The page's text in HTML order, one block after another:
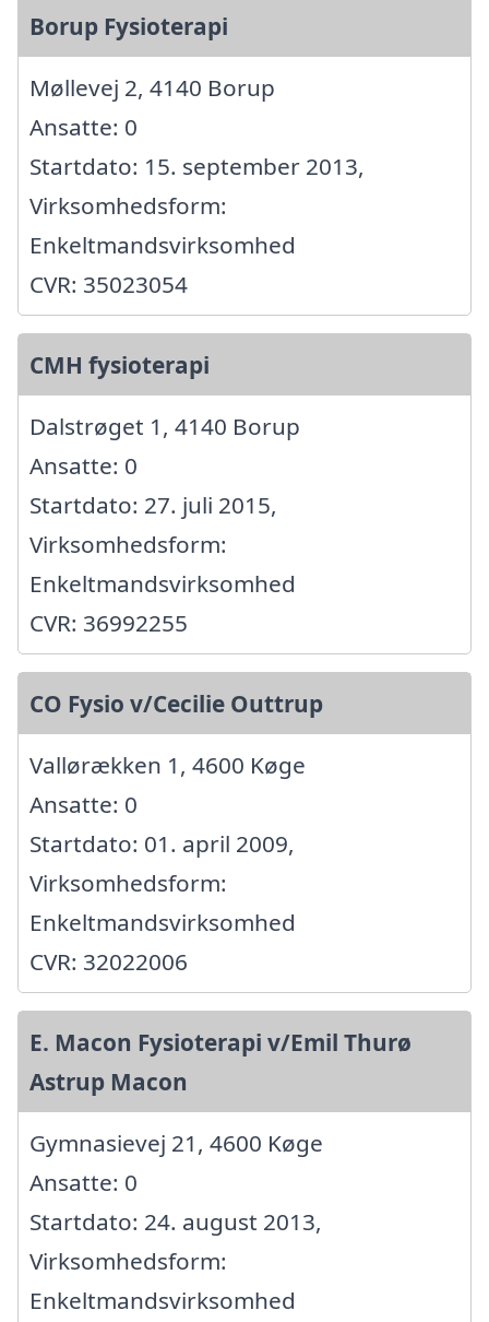
Borup Fysioterapi
Møllevej 2, 4140 Borup
Ansatte: 0
Startdato: 15. september 2013,
Virksomhedsform:
Enkeltmandsvirksomhed
CVR: 35023054
CMH fysioterapi
Dalstrøget 1, 4140 Borup
Ansatte: 0
Startdato: 27. juli 2015,
Virksomhedsform:
Enkeltmandsvirksomhed
CVR: 36992255
CO Fysio v/Cecilie Outtrup
Vallørækken 1, 4600 Køge
Ansatte: 0
Startdato: 01. april 2009,
Virksomhedsform:
Enkeltmandsvirksomhed
CVR: 32022006
E. Macon Fysioterapi v/Emil Thurø
Astrup Macon
Gymnasievej 21, 4600 Køge
Ansatte: 0
Startdato: 24. august 2013,
Virksomhedsform:
Enkeltmandsvirksomhed